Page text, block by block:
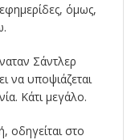
όμως,
Σάντλερ
να υποψιάζεται
Κάτι μεγάλο.
οδηγείται στο